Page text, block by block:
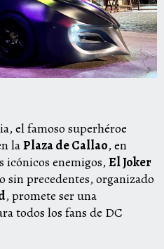
el famoso superhéroe
laPlaza de Callao, en
icónicos enemigos,El Joker
sin precedentes, organizado
, promete ser una
todos los fans de DC